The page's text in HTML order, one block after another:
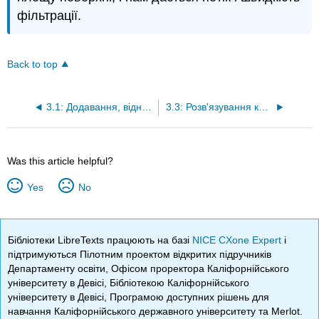
фільтрації.
Back to top
3.1: Додавання, віднімання, множення та ділення властивостей рівності 3.3: Розв'язування квадратних рівнянь виду- (x-a) ²=c
Was this article helpful?
Yes No
Бібліотеки LibreTexts працюють на базі NICE CXone Expert і
підтримуються Пілотним проектом відкритих підручників
Департаменту освіти, Офісом проректора Каліфорнійського
університету в Девісі, Бібліотекою Каліфорнійського
університету в Девісі, Програмою доступних рішень для
навчання Каліфорнійського державного університету та Merlot.